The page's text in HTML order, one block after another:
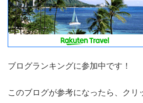
ブログランキングに参加中です！
このブログが参考になったら、クリ